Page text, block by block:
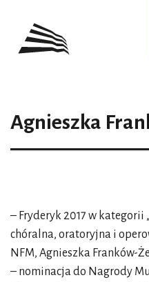
Agnieszka
– Fryderyk 2017 w
chóralna, oratoryjna i
NFM, Agnieszka Franków-
– nominacja do Nagrody